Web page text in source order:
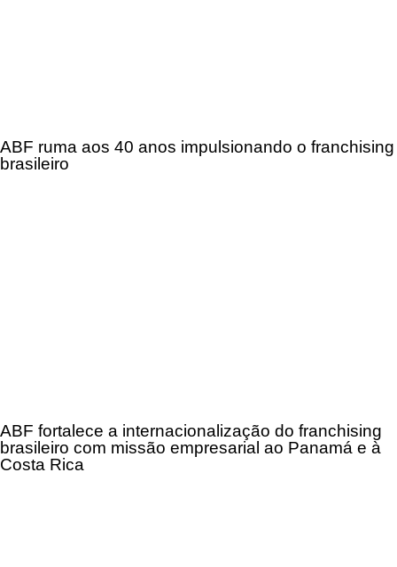
ABF ruma aos 40 anos impulsionando o franchising
brasileiro
ABF fortalece a internacionalização do franchising
brasileiro com missão empresarial ao Panamá e à
Costa Rica